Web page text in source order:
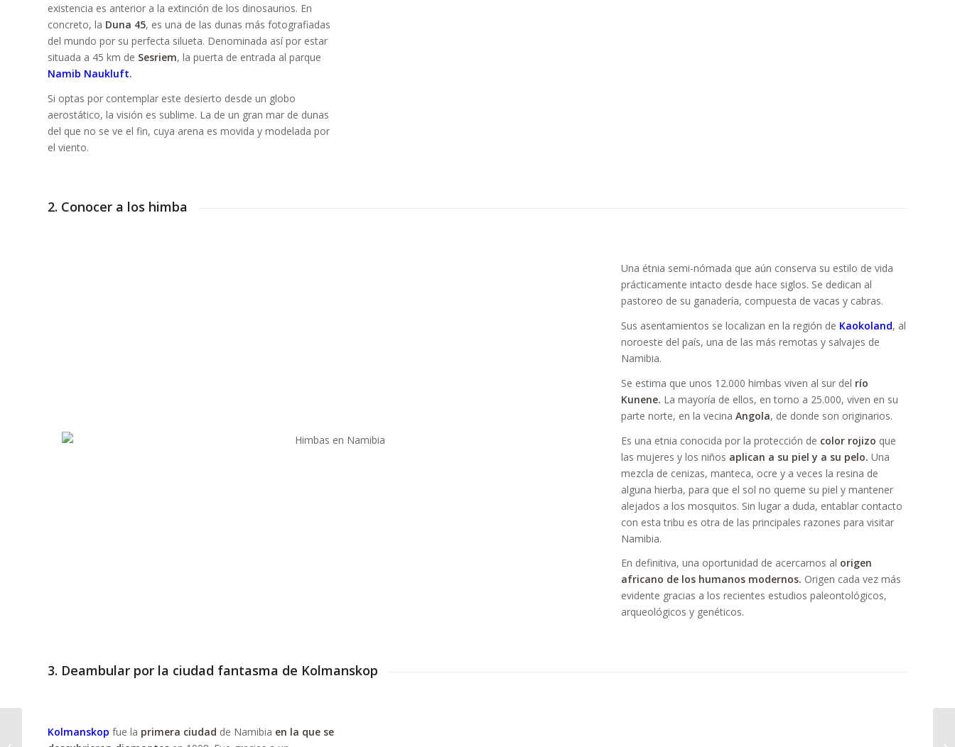
existencia es anterior a la extinción de los dinosaurios. En
concreto, la Duna 45, es una de las dunas más fotografiadas
del mundo por su perfecta silueta. Denominada así por estar
situada a 45 km de Sesriem, la puerta de entrada al parque
Namib Naukluft.
Si optas por contemplar este desierto desde un globo
aerostático, la visión es sublime. La de un gran mar de dunas
del que no se ve el fin, cuya arena es movida y modelada por
el viento.
2. Conocer a los himba
Una étnia semi-nómada que aún conserva su estilo de vida
prácticamente intacto desde hace siglos. Se dedican al
pastoreo de su ganadería, compuesta de vacas y cabras.
Sus asentamientos se localizan en la región de Kaokoland, al
noroeste del país, una de las más remotas y salvajes de
Namibia.
Se estima que unos 12.000 himbas viven al sur del río
Kunene. La mayoría de ellos, en torno a 25.000, viven en su
parte norte, en la vecina Angola, de donde son originarios.
Es una etnia conocida por la protección de color rojizo que
las mujeres y los niños aplican a su piel y a su pelo. Una
mezcla de cenizas, manteca, ocre y a veces la resina de
alguna hierba, para que el sol no queme su piel y mantener
alejados a los mosquitos. Sin lugar a duda, entablar contacto
con esta tribu es otra de las principales razones para visitar
Namibia.
En definitiva, una oportunidad de acercarnos al origen
africano de los humanos modernos. Origen cada vez más
evidente gracias a los recientes estudios paleontológicos,
arqueológicos y genéticos.
3. Deambular por la ciudad fantasma de Kolmanskop
Kolmanskop fue la primera ciudad de Namibia en la que se
Namib: 5 cosas que